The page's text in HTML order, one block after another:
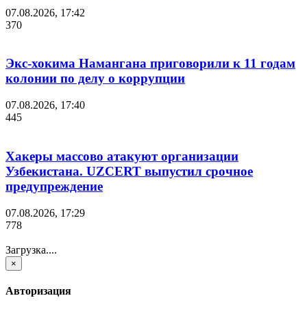
07.08.2026, 17:42
370
Экс-хокима Намангана приговорили к 11 годам
колонии по делу о коррупции
07.08.2026, 17:40
445
Хакеры массово атакуют организации
Узбекистана. UZCERT выпустил срочное
предупреждение
07.08.2026, 17:29
778
Загрузка....
×
Авторизация